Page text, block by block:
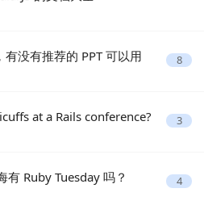
没有推荐的 PPT 可以用 8
at a Rails conference? 3
有 Ruby Tuesday 吗？ 4